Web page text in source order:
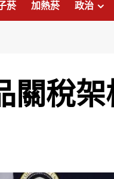
菸 加熱菸 政治
關稅